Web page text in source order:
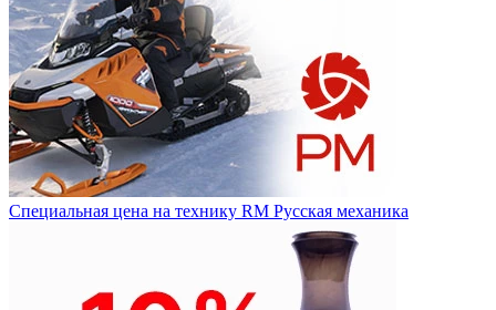
Специальная цена на технику RM Русская механика